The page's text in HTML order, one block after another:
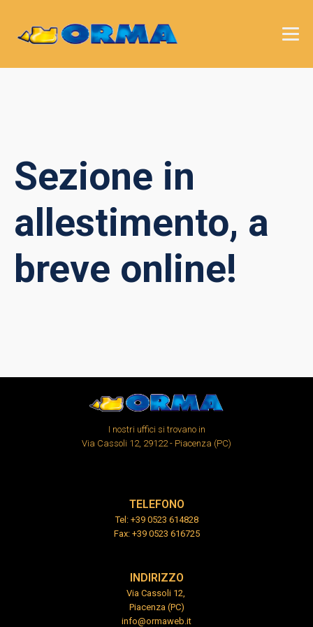
Sezione in
allestimento, a
breve online!
I nostri uffici si trovano in
Via Cassoli 12, 29122 - Piacenza (PC)
TELEFONO
Tel: +39 0523 614828
Fax: +39 0523 616725
INDIRIZZO
Via Cassoli 12,
Piacenza (PC)
info@ormaweb.it